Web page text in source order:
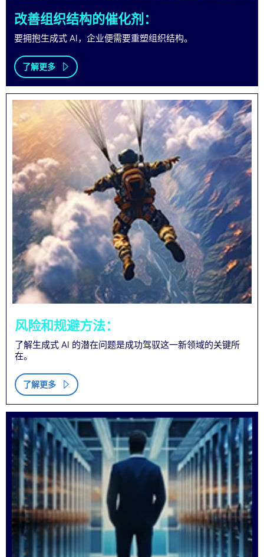
改善组织结构的催化剂：
要拥抱生成式 AI，企业便需要重塑组织结构。
了解更多
风险和规避方法：
了解生成式 AI 的潜在问题是成功驾驭这一新领域的关键所
在。
了解更多